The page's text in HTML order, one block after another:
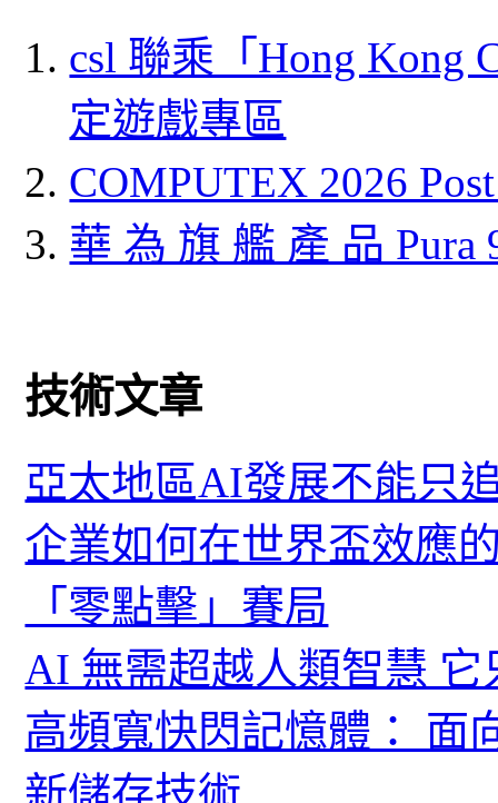
csl 聯乘「Hong Kong
定遊戲專區
COMPUTEX 2026
華 為 旗 艦 產 品 Pura
技術文章
亞太地區AI發展不能只
企業如何在世界盃效應
「零點擊」賽局
AI 無需超越人類智慧
高頻寬快閃記憶體： 面
新儲存技術